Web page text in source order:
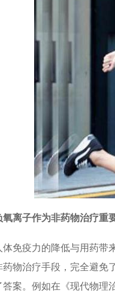
氧离子作为非药物治疗重
体免疫力的降低与用药带
药物治疗手段，完全避免
答案。例如在《现代物理